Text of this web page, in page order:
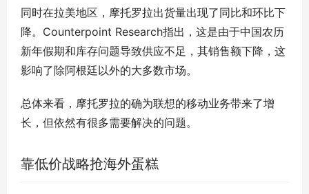
同时在拉美地区，摩托罗拉出货量出现了同比和环比下
降。Counterpoint Research指出，这是由于中国农历
新年假期和库存问题导致供应不足，其销售额下降，这
影响了除阿根廷以外的大多数市场。
总体来看，摩托罗拉的确为联想的移动业务带来了增
长，但依然有很多需要解决的问题。
靠低价战略抢海外蛋糕